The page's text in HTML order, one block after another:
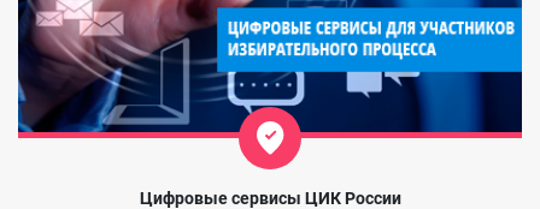
Цифровые сервисы ЦИК России